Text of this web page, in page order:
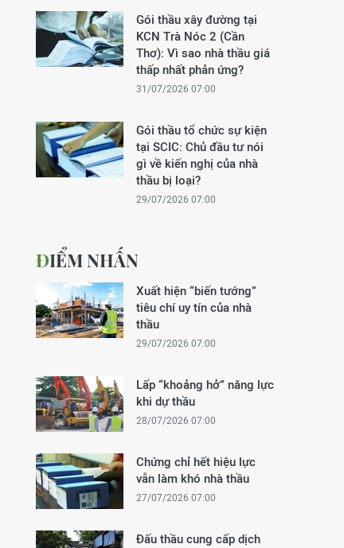
Gói thầu xây đường tại
KCN Trà Nóc 2 (Cần
Thơ): Vì sao nhà thầu giá
thấp nhất phản ứng?
31/07/2026 07:00
Gói thầu tổ chức sự kiện
tại SCIC: Chủ đầu tư nói
gì về kiến nghị của nhà
thầu bị loại?
29/07/2026 07:00
ĐIỂM NHẤN
Xuất hiện “biến tướng”
tiêu chí uy tín của nhà
thầu
29/07/2026 07:00
Lấp “khoảng hở” năng lực
khi dự thầu
28/07/2026 07:00
Chứng chỉ hết hiệu lực
vẫn làm khó nhà thầu
27/07/2026 07:00
Đấu thầu cung cấp dịch